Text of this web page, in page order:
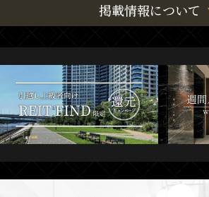
掲載情報について